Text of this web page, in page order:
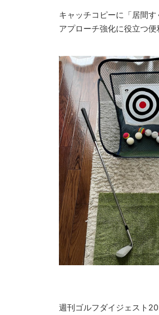
キャッチコピーに「居間
アプローチ強化に役立つ便
週刊ゴルフダイジェスト